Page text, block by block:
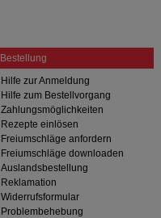
Bestellung
Hilfe zur Anmeldung
Hilfe zum Bestellvorgang
Zahlungsmöglichkeiten
Rezepte einlösen
Freiumschläge anfordern
Freiumschläge downloaden
Auslandsbestellung
Reklamation
Widerrufsformular
Problembehebung